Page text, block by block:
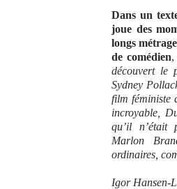
Dans un
joue des
longs
de comédien,
découvert
Sydney
film féministe
incroyable,
qu’il n’était
Marlon
ordinaires,
Igor Hansen-